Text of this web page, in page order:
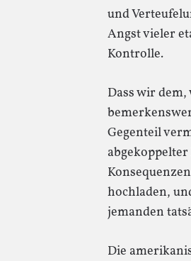
und
Angst vieler
Kontrolle.
Dass wir
Gegenteil
hochladen,
jemanden
Die